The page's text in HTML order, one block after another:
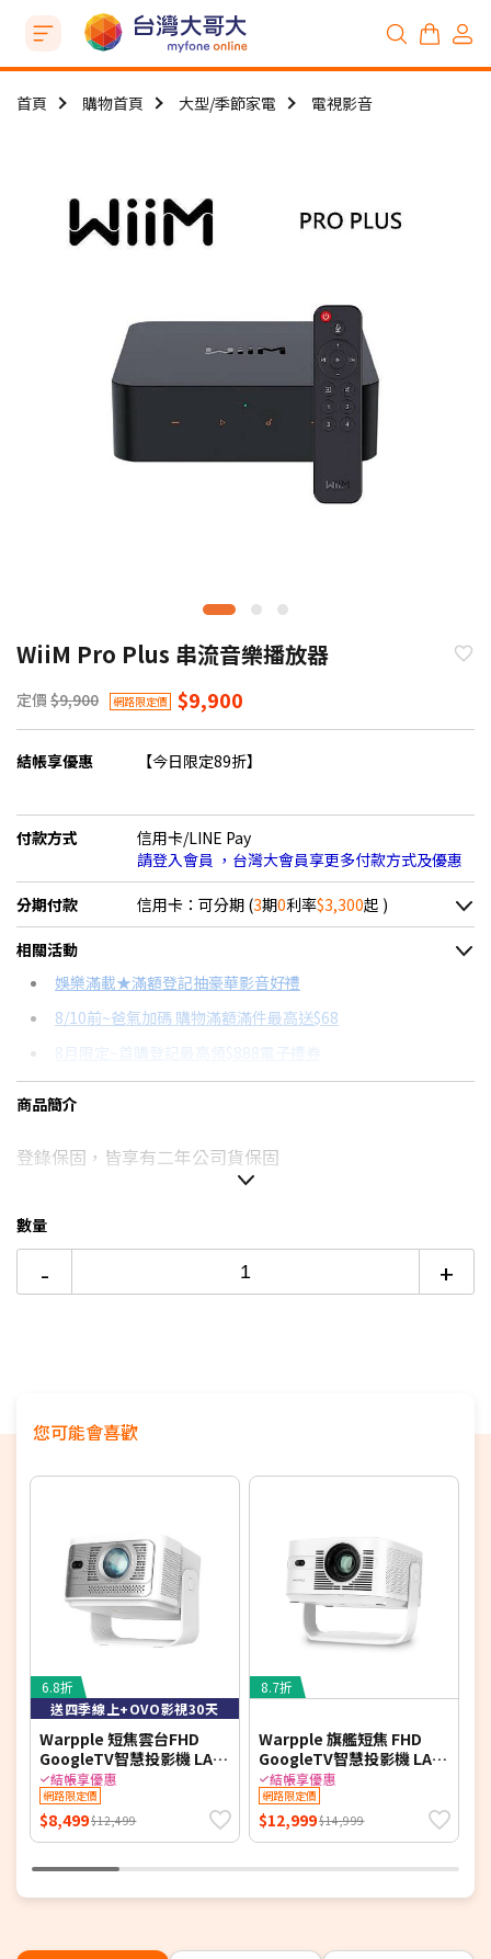
首頁 購物首頁 大型/季節家電 電視影音
WiiM Pro Plus 串流音樂播放器
定價 $9,900 網路限定價 $9,900
結帳享優惠 【今日限定89折】
付款方式
信用卡/LINE Pay
請登入會員 ，台灣大會員享更多付款方式及優惠
分期付款 信用卡：可分期 (3期0利率$3,300起 )
＊實際可分期數、適用利率，請以購物車顯示為主
信用卡分期
分期數
12期
每期金額
$882
配合銀行/業者
相關活動
娛樂滿載★滿額登記抽豪華影音好禮
8/10前~爸氣加碼 購物滿額滿件最高送$68
8月限定~首購登記最高領$888電子禮券
台灣大哥大Open Possible聯名卡滿額最高回饋25%
商品簡介
登錄保固，皆享有二年公司貨保固
數量
- +
您可能會喜歡
6.8折
送四季線上+OVO影視30天
Warpple 短焦雲台FHD
GoogleTV智慧投影機 LA8
SE*送四季線上+OVO影視
30天 【智慧家庭】
結帳享優惠
網路限定價
$8,499$12,499
8.7折
Warpple 旗艦短焦 FHD
GoogleTV智慧投影機 LA10
Pro*送四季線上+影視30天
【智慧家庭】
結帳享優惠
網路限定價
$12,999$14,999